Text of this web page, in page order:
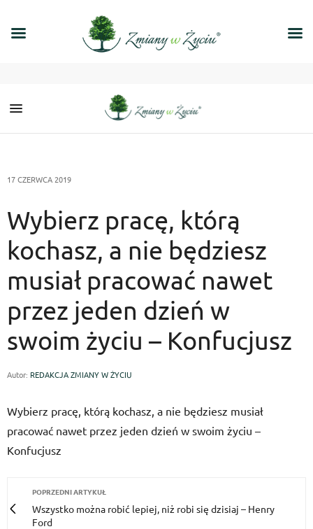
17 CZERWCA 2019
Wybierz pracę, którą
kochasz, a nie będziesz
musiał pracować nawet
przez jeden dzień w
swoim życiu – Konfucjusz
Autor: REDAKCJA ZMIANY W ŻYCIU
Wybierz pracę, którą kochasz, a nie będziesz musiał
pracować nawet przez jeden dzień w swoim życiu –
Konfucjusz
POPRZEDNI ARTYKUŁ
Wszystko można robić lepiej, niż robi się dzisiaj – Henry
Ford